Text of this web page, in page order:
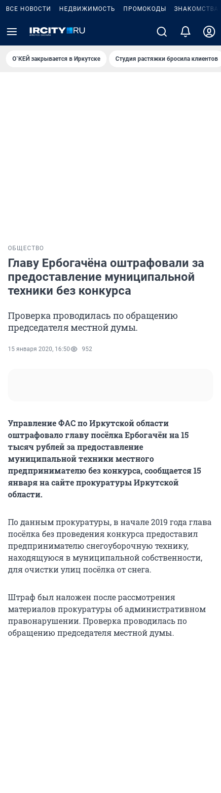
ВСЕ НОВОСТИ НЕДВИЖИМОСТЬ ПРОМОКОДЫ ЗНАКОМСТВА
О`КЕЙ закрывается в Иркутске Студия растяжки бросила клиентов
ОБЩЕСТВО
Главу Ербогачёна оштрафовали за
предоставление муниципальной
техники без конкурса
Проверка проводилась по обращению
председателя местной думы.
15 января 2020, 16:50 952
Управление ФАС по Иркутской области
оштрафовало главу посёлка Ербогачён на 15
тысяч рублей за предоставление
муниципальной техники местного
предпринимателю без конкурса, сообщается 15
января на сайте прокуратуры Иркутской
области.
По данным прокуратуры, в начале 2019 года глава
посёлка без проведения конкурса предоставил
предпринимателю снегоуборочную технику,
находящуюся в муниципальной собственности,
для очистки улиц посёлка от снега.
Штраф был наложен после рассмотрения
материалов прокуратуры об административном
правонарушении. Проверка проводилась по
обращению председателя местной думы.